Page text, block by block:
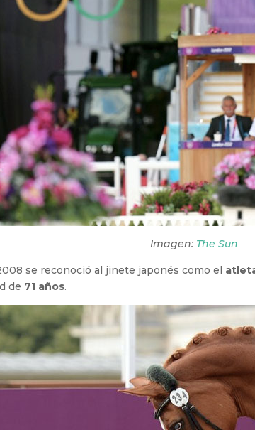
Imagen: The Sun
se reconoció al jinete japonés como el
de 71 años.